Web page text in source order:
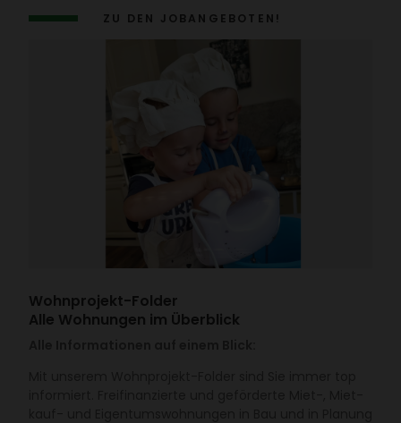
ZU DEN JOBAN­GE­BOTEN!
Wohn­pro­jekt-Folder
Alle Wohnungen im Überblick